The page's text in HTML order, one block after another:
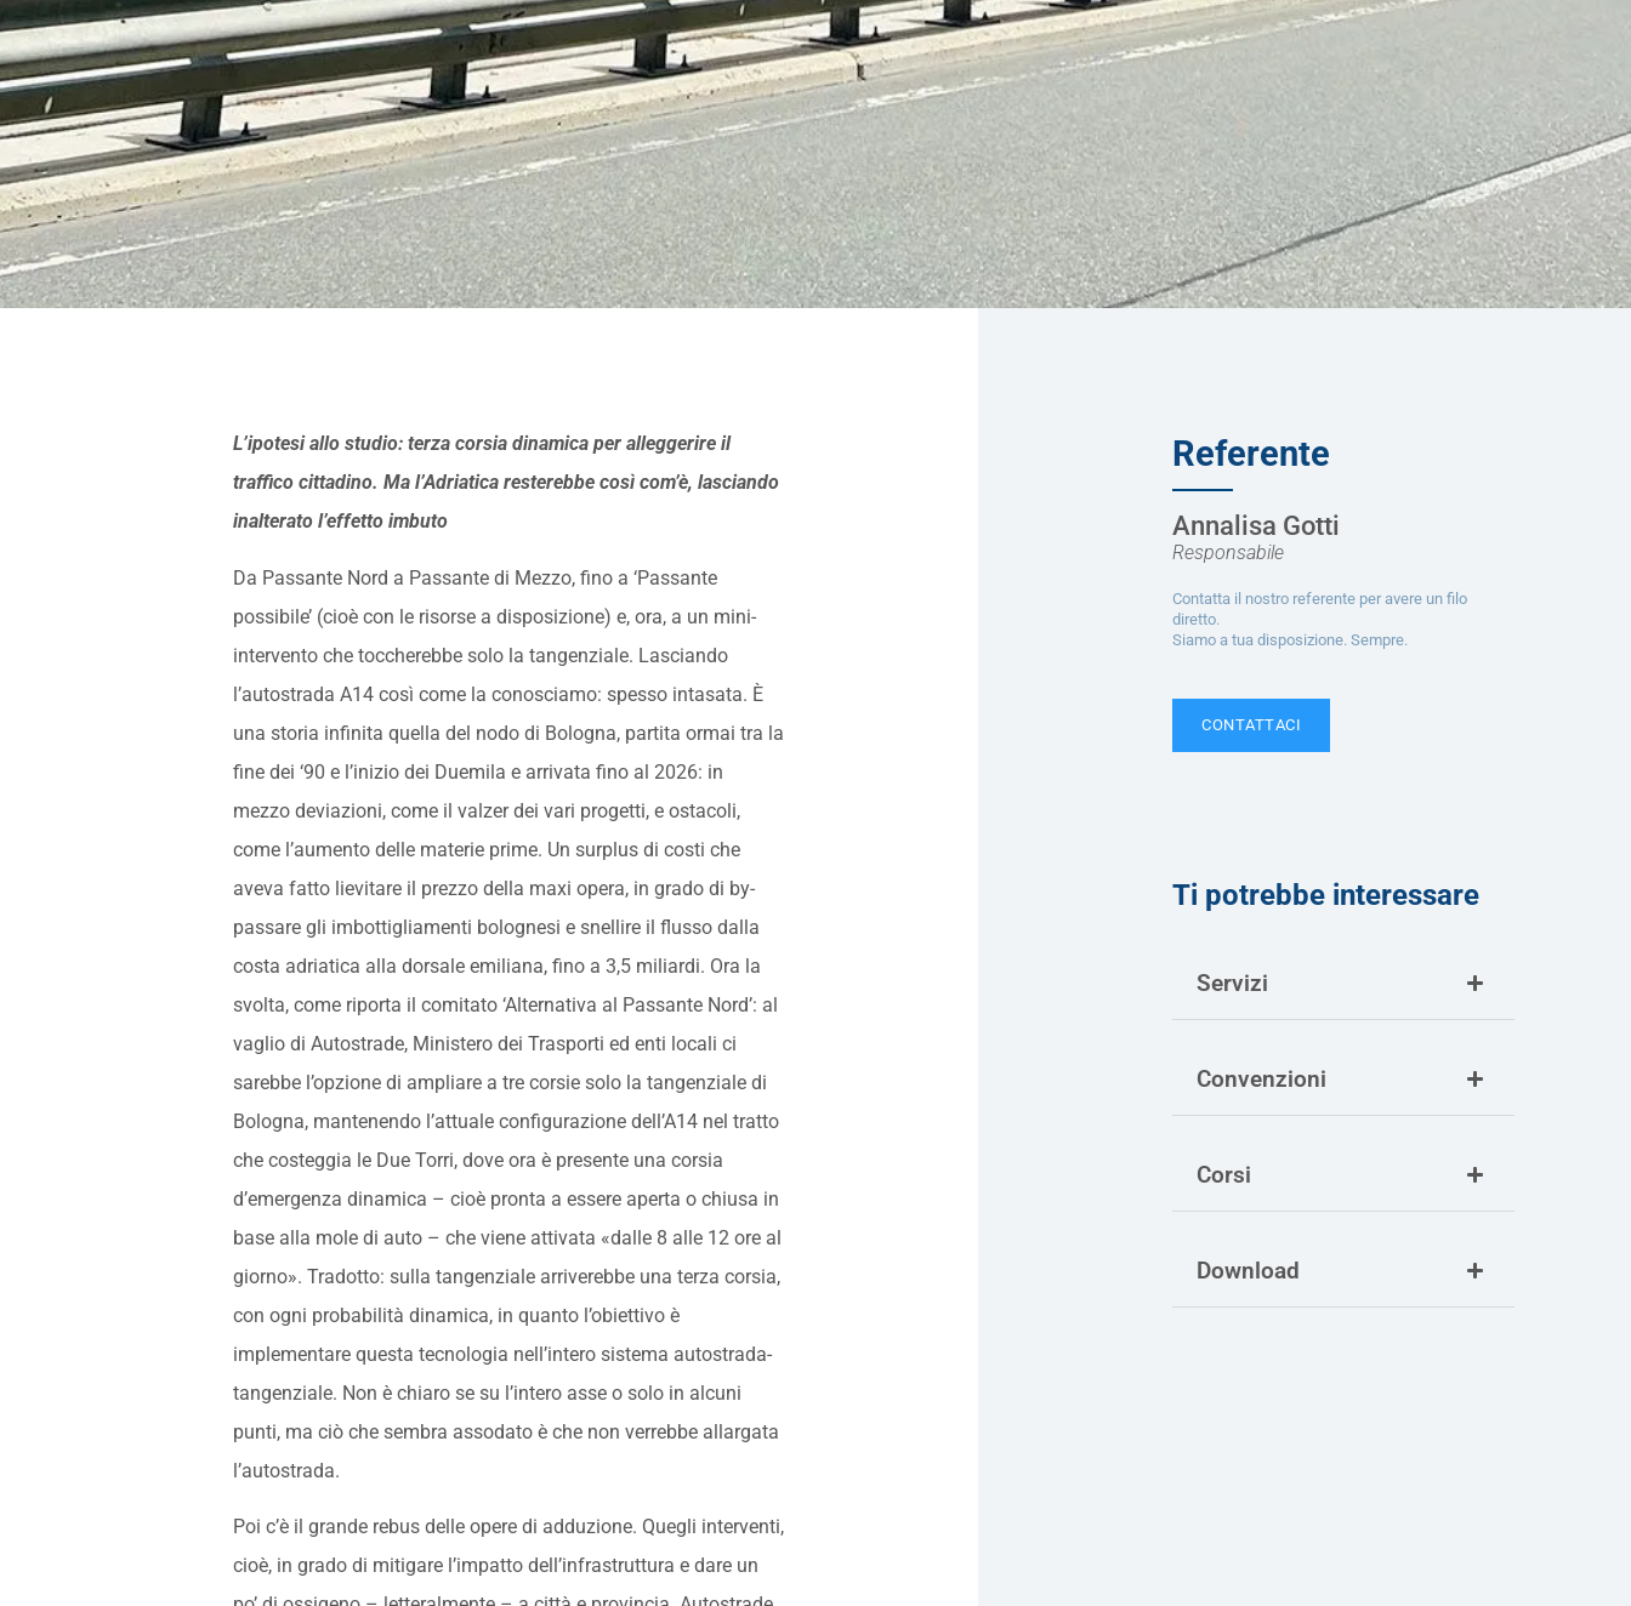
L’ipotesi allo studio: terza corsia dinamica per alleggerire il
traffico cittadino. Ma l’Adriatica resterebbe così com’è, lasciando
inalterato l’effetto imbuto
Da Passante Nord a Passante di Mezzo, fino a ‘Passante
possibile’ (cioè con le risorse a disposizione) e, ora, a un mini-
intervento che toccherebbe solo la tangenziale. Lasciando
l’autostrada A14 così come la conosciamo: spesso intasata. È
una storia infinita quella del nodo di Bologna, partita ormai tra la
fine dei ‘90 e l’inizio dei Duemila e arrivata fino al 2026: in
mezzo deviazioni, come il valzer dei vari progetti, e ostacoli,
come l’aumento delle materie prime. Un surplus di costi che
aveva fatto lievitare il prezzo della maxi opera, in grado di by-
passare gli imbottigliamenti bolognesi e snellire il flusso dalla
costa adriatica alla dorsale emiliana, fino a 3,5 miliardi. Ora la
svolta, come riporta il comitato ‘Alternativa al Passante Nord’: al
vaglio di Autostrade, Ministero dei Trasporti ed enti locali ci
sarebbe l’opzione di ampliare a tre corsie solo la tangenziale di
Bologna, mantenendo l’attuale configurazione dell’A14 nel tratto
che costeggia le Due Torri, dove ora è presente una corsia
d’emergenza dinamica – cioè pronta a essere aperta o chiusa in
base alla mole di auto – che viene attivata «dalle 8 alle 12 ore al
giorno». Tradotto: sulla tangenziale arriverebbe una terza corsia,
con ogni probabilità dinamica, in quanto l’obiettivo è
implementare questa tecnologia nell’intero sistema autostrada-
tangenziale. Non è chiaro se su l’intero asse o solo in alcuni
punti, ma ciò che sembra assodato è che non verrebbe allargata
l’autostrada.
Poi c’è il grande rebus delle opere di adduzione. Quegli interventi,
cioè, in grado di mitigare l’impatto dell’infrastruttura e dare un
Referente
Annalisa Gotti
Responsabile
Contatta il nostro referente per avere un filo
diretto.
Siamo a tua disposizione. Sempre.
CONTATTACI
Ti potrebbe interessare
Servizi
Convenzioni
Corsi
Download